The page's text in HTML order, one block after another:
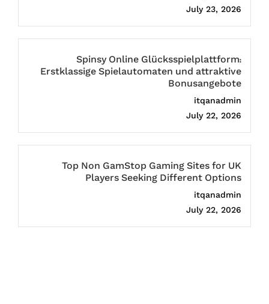
July 23, 2026
Spinsy Online Glücksspielplattform:
Erstklassige Spielautomaten und attraktive
Bonusangebote
itqanadmin
July 22, 2026
Top Non GamStop Gaming Sites for UK
Players Seeking Different Options
itqanadmin
July 22, 2026